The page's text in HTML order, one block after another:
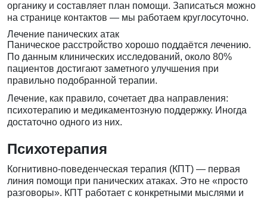
органику и составляет план помощи. Записаться можно
на странице контактов — мы работаем круглосуточно.
Лечение панических атак
Паническое расстройство хорошо поддаётся лечению.
По данным клинических исследований, около 80%
пациентов достигают заметного улучшения при
правильно подобранной терапии.
Лечение, как правило, сочетает два направления:
психотерапию и медикаментозную поддержку. Иногда
достаточно одного из них.
Психотерапия
Когнитивно-поведенческая терапия (КПТ) — первая
линия помощи при панических атаках. Это не «просто
разговоры». КПТ работает с конкретными мыслями и